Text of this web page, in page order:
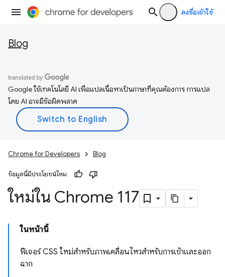
ลงชื่อเข้าใช้
Blog
Google ใช้เทคโนโลยี AI เพื่อแปลเนื้อหาเป็นภาษาที่คุณต้องการ การแปล
โดย AI อาจมีข้อผิดพลาด
Chrome for Developers Blog
ข้อมูลนี้มีประโยชน์ไหม
ใหม่ใน Chrome 117
ในหน้านี้
ฟีเจอร์ CSS ใหม่สำหรับภาพเคลื่อนไหวสำหรับการเข้าและออก
ฉาก